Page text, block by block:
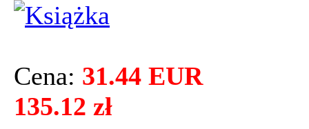
Cena: 31.44 EUR
135.12 zł